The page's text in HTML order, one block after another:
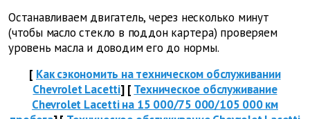
Останавливаем двигатель, через несколько минут
(чтобы масло стекло в поддон картера) проверяем
уровень масла и доводим его до нормы.
[ Как сэкономить на техническом обслуживании
Chevrolet Lacetti] [ Техническое обслуживание
Chevrolet Lacetti на 15 000/75 000/105 000 км